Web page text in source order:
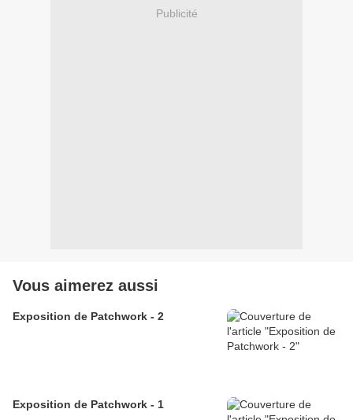
Publicité
Vous aimerez aussi
Exposition de Patchwork - 2
Exposition de Patchwork - 1